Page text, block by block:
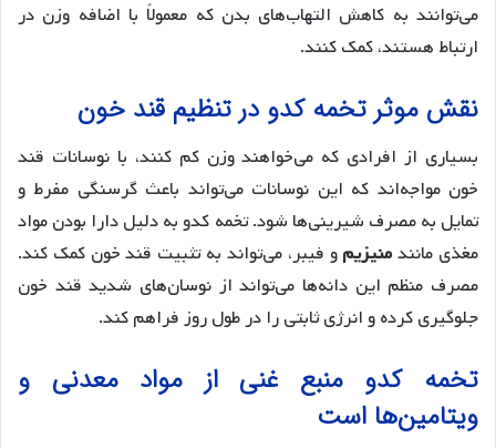
می‌توانند به کاهش التهاب‌های بدن که معمولاً با اضافه وزن در
ارتباط هستند، کمک کنند.
نقش موثر تخمه کدو در تنظیم قند خون
بسیاری از افرادی که می‌خواهند وزن کم کنند، با نوسانات قند
خون مواجه‌اند که این نوسانات می‌تواند باعث گرسنگی مفرط و
تمایل به مصرف شیرینی‌ها شود. تخمه کدو به دلیل دارا بودن مواد
مغذی مانندمنیزیمو فیبر، می‌تواند به تثبیت قند خون کمک کند.
مصرف منظم این دانه‌ها می‌تواند از نوسان‌های شدید قند خون
جلوگیری کرده و انرژی ثابتی را در طول روز فراهم کند.
تخمه کدو منبع غنی از مواد معدنی و
ویتامین‌ها است